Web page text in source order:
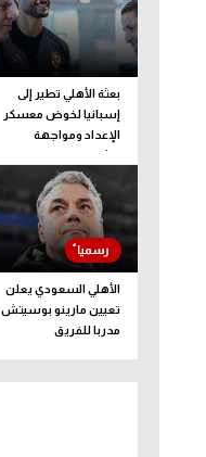
بعثة الأهلي تطير إلى
إسبانيا لخوض معسكر
الإعداد ومواجهة
برشلونة
الأهلي السعودي يعلن
تعيين مارينو بوسيتش
مدربا للفريق